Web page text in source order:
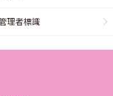
理者標識